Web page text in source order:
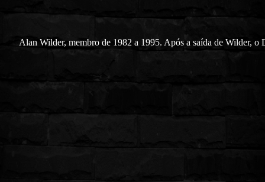
Alan Wilder, membro de 1982 a 1995. Após a saída de Wilder, o